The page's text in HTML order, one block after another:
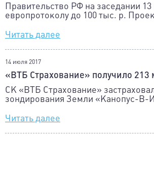
Правительство РФ на заседании
европротоколу до 100 тыс. р.
Читать далее
14 июля 2017
«ВТБ Страхование» получило
СК «ВТБ Страхование»
зондирования Земли «Канопус-В-
Читать далее